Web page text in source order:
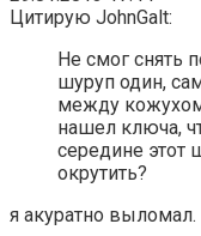
Цитирую JohnGalt:
Не смог снять
шуруп один,
между
нашел ключа,
середине этот
окрутить?
я акуратно выломал.